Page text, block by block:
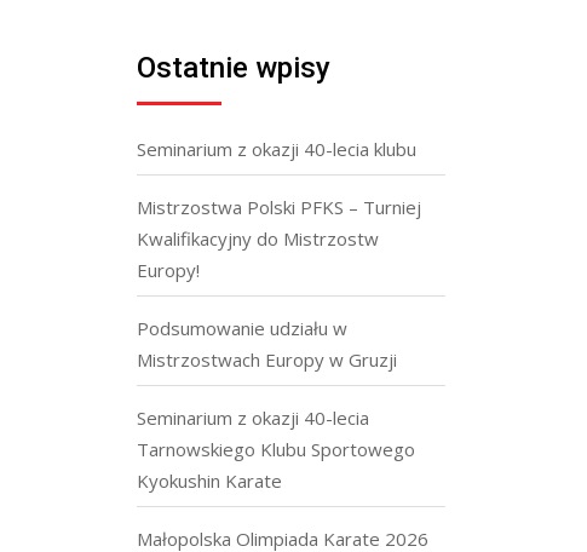
Ostatnie wpisy
Seminarium z okazji 40-lecia klubu
Mistrzostwa Polski PFKS – Turniej
Kwalifikacyjny do Mistrzostw
Europy!
Podsumowanie udziału w
Mistrzostwach Europy w Gruzji
Seminarium z okazji 40-lecia
Tarnowskiego Klubu Sportowego
Kyokushin Karate
Małopolska Olimpiada Karate 2026